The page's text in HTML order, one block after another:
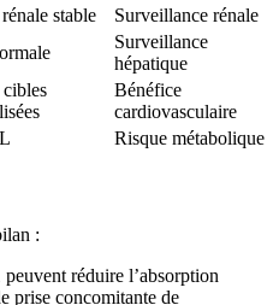
stable
Surveillance rénale
Surveillance
hépatique
cibles
Bénéfice
cardiovasculaire
Risque métabolique
:
réduire l’absorption
prise concomitante de